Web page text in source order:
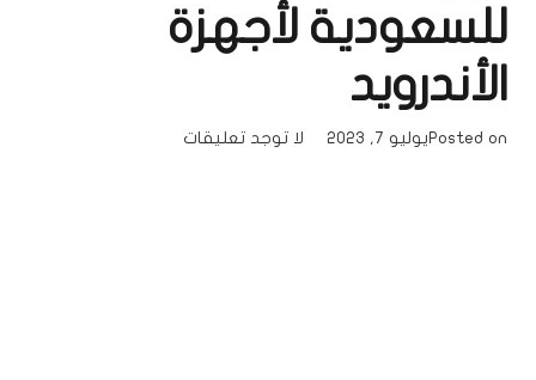
للسعودية لأجهزة
الأندرويد
Posted onيوليو 7, 2023 لا توجد تعليقات